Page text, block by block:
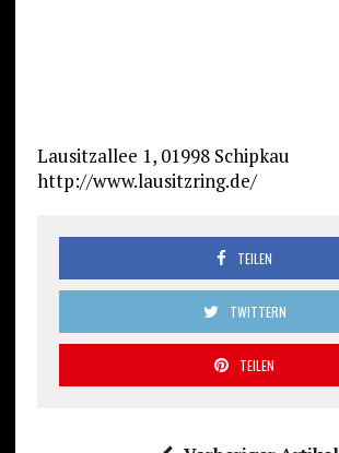
Lausitzallee 1, 01998 Schipkau
http://www.lausitzring.de/
TEILEN
TWITTERN
TEILEN